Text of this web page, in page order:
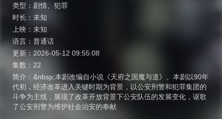
类型： 剧情
犯罪
时长： 未知
上映： 未知
语言： 普通话
更新： 2026-05-12 09:55:08
集数： 22
简介： &nbsp;本剧改编自小说《天府之国魔与道》。本剧以90年
代初，经济改革进入关键时期为背景，以公安刑警和犯罪集团的
斗争为主线，展现了改革开放背景下公安队伍的发展变化，讴歌
了公安刑警为维护社会治安的奉献